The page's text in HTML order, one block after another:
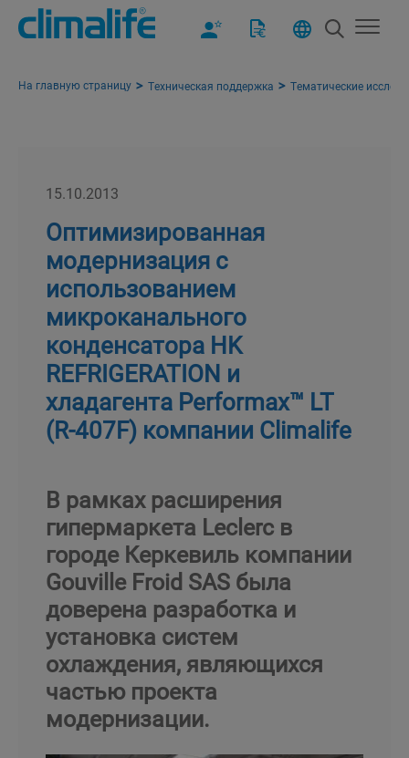
На главную страницу Техническая поддержка Тематические
15.10.2013
Оптимизированная
модернизация с
использованием
микроканального
конденсатора HK
REFRIGERATION и
хладагента Performax™ LT
(R-407F) компании Climalife
В рамках расширения
гипермаркета Leclerc в
городе Керкевиль компании
Gouville Froid SAS была
доверена разработка и
установка систем
охлаждения, являющихся
частью проекта
модернизации.